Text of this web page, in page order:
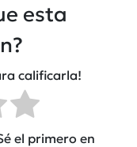
esta
calificarla!
el primero en